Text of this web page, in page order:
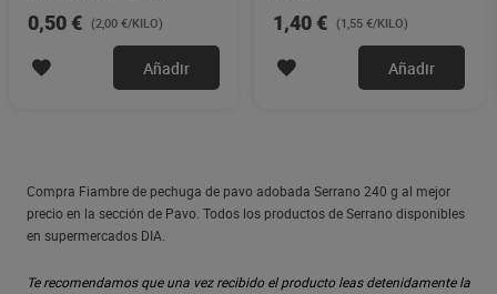
0,50 € (2,00 €/KILO)
Añadir
1,40 € (1,55 €/KILO)
Añadir
Compra Fiambre de pechuga de pavo adobada Serrano 240 g al mejor
precio en la sección de Pavo. Todos los productos de Serrano disponibles
en supermercados DIA.
Te recomendamos que una vez recibido el producto leas detenidamente la